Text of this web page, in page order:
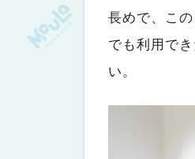
長めで、こ
でも利用で
い。